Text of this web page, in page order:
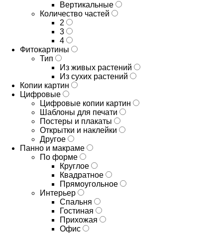
Вертикальные
Количество частей
2
3
4
Фитокартины
Тип
Из живых растений
Из сухих растений
Копии картин
Цифровые
Цифровые копии картин
Шаблоны для печати
Постеры и плакаты
Открытки и наклейки
Другое
Панно и макраме
По форме
Круглое
Квадратное
Прямоугольное
Интерьер
Спальня
Гостиная
Прихожая
Офис